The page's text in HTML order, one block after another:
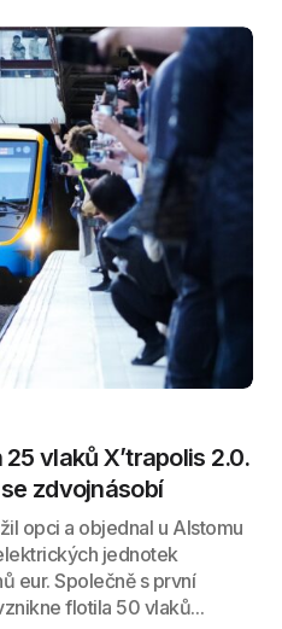
vlaků X’trapolis 2.0.
zdvojnásobí
opci a objednal u Alstomu
jednotek
eur. Společně s první
flotila 50 vlaků...